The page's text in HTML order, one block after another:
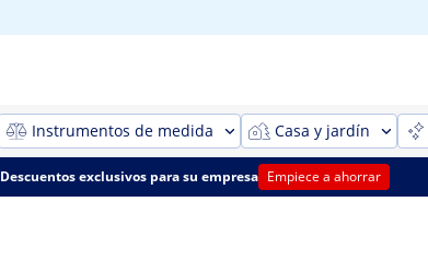
Instrumentos de medida Casa y jardín
Descuentos exclusivos para su empresa Empiece a ahorrar